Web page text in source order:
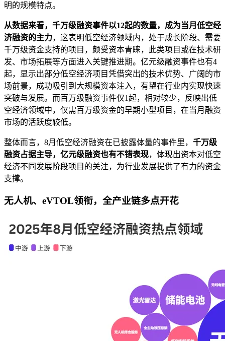
明的规模特点。
从数据来看，千万级融资事件以12起的数量，成为当月低空经
济融资的主力，这表明低空经济领域内，处于成长阶段、需要
千万级资金支持的项目，颇受资本青睐，此类项目或在技术研
发、市场拓展等方面进入关键推进期。亿元级融资事件也有4
起，显示出部分低空经济项目凭借突出的技术优势、广阔的市
场前景，成功吸引到大规模资本注入，有望在行业内实现快速
突破与发展。而百万级融资事件仅1起，相对较少，反映出低
空经济领域中，仅需百万级资金的早期小型项目，在当月融资
市场的活跃度较低。
整体而言，8月低空经济融资在已披露体量的事件里， 千万级
融资占据主导，亿元级融资也有不错表现，体现出资本对低空
经济不同发展阶段项目的关注，为行业发展提供了有力的资金
支撑。
无人机、eVTOL领衔，全产业链多点开花